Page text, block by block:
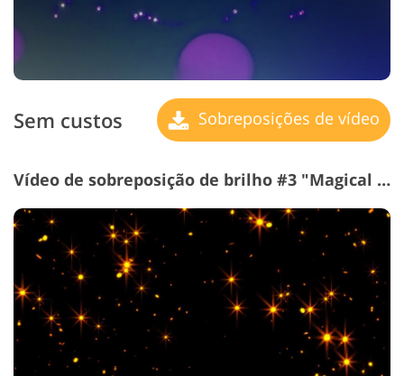
Sem custos Sobreposições de vídeo
Vídeo de sobreposição de brilho #3 "Magical Sparkles"